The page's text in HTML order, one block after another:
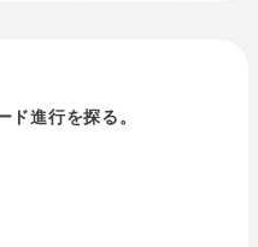
ド進行を探る。